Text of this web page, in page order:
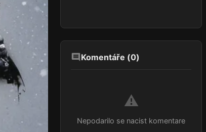
Komentáře (0)
⚠️
Nepodarilo se nacist komentare